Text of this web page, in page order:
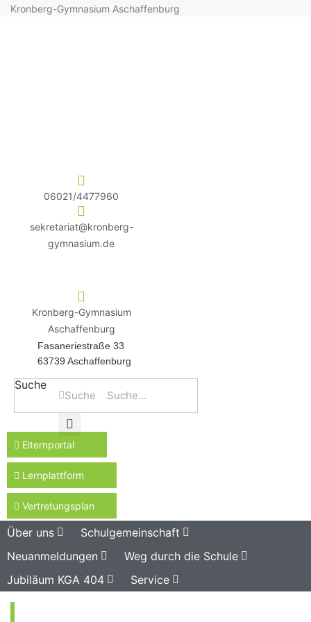
Kronberg-Gymnasium Aschaffenburg
06021/4477960
sekretariat@kronberg-
gymnasium.de
Kronberg-Gymnasium
Aschaffenburg
Fasaneriestraße 33
63739 Aschaffenburg
Suche
Suche
Elternportal
Lernplattform
Vertretungsplan
Über uns
Schulgemeinschaft
Neuanmeldungen
Weg durch die Schule
Jubiläum KGA 404
Service